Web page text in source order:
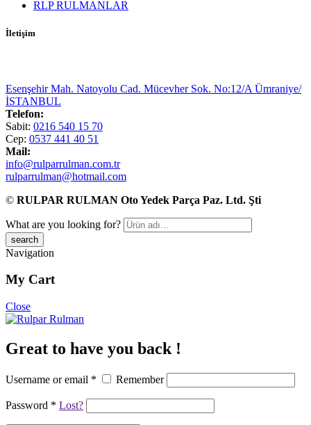
RLP RULMANLAR
İletişim
Esenşehir Mah. Natoyolu Cad. Mücevher Sok. No:12/A Ümraniye/
İSTANBUL
Telefon:
Sabit: 0216 540 15 70
Cep: 0537 441 40 51
Mail:
info@rulparrulman.com.tr
rulparrulman@hotmail.com
© RULPAR RULMAN Oto Yedek Parça Paz. Ltd. Şti
What are you looking for?
Navigation
My Cart
Close
Great to have you back !
Username or email * Remember
Password * Lost?